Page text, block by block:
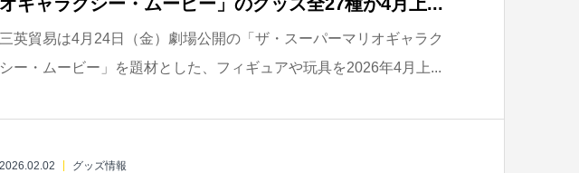
三英貿易は4月24日（金）劇場公開の「ザ・スーパーマリオギャラク
シー・ムービー」を題材とした、フィギュアや玩具を2026年4月上...
2026.02.02 グッズ情報